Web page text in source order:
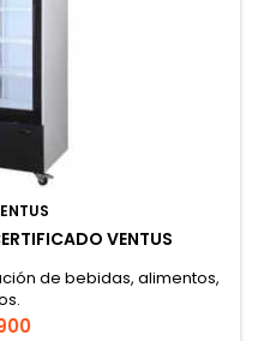
VENTUS
de bebidas, alimentos,